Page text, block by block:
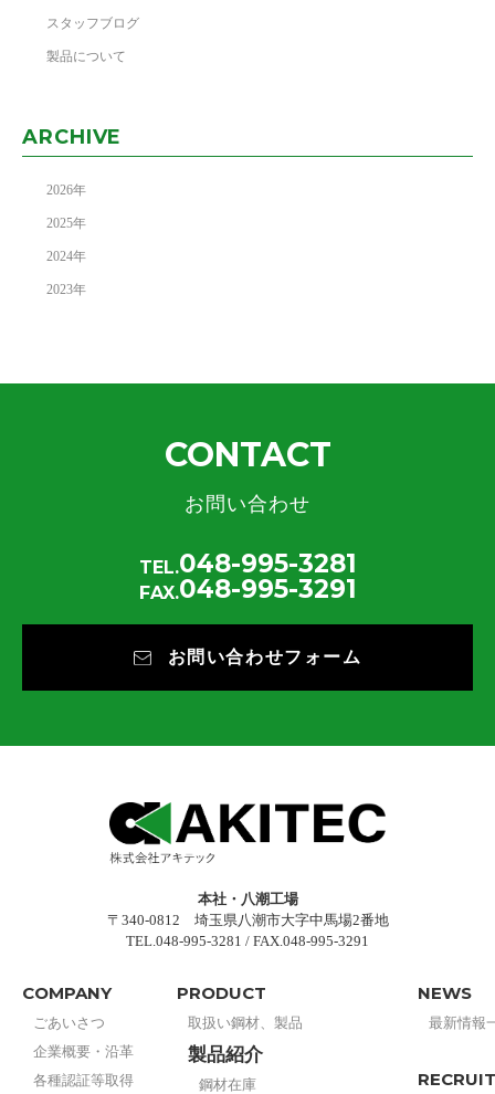
スタッフブログ
製品について
ARCHIVE
2026年
2025年
2024年
2023年
CONTACT
お問い合わせ
TEL.048-995-3281
FAX.048-995-3291
お問い合わせフォーム
本社・八潮工場
〒340-0812 埼玉県八潮市大字中馬場2番地
TEL.048-995-3281 / FAX.048-995-3291
COMPANY
ごあいさつ
企業概要・沿革
各種認証等取得
PRODUCT
取扱い鋼材、製品
製品紹介
鋼材在庫
NEWS
最新情報
RECRUIT